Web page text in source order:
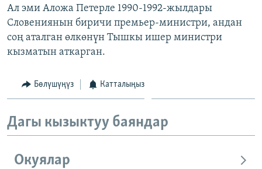
ЫҢГАЙСЫЗ СУРООЛОР
ЭЕ/АРнун бардык сайттары
Ал эми Аложа Петерле 1990-1992-жылдары
Словениянын биричи премьер-министри, андан
соң аталган өлкөнүн Тышкы ишер министри
кызматын аткарган.
Бөлүшүңүз Катталыңыз
Дагы кызыктуу баяндар
Окуялар